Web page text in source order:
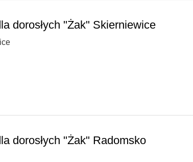
dorosłych "Żak" Skierniewice
dorosłych "Żak" Radomsko